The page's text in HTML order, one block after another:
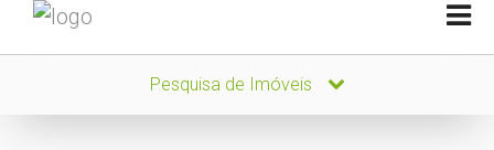
Pesquisa de Imóveis